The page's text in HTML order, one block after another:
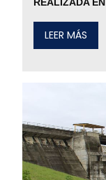
LEER MÁS